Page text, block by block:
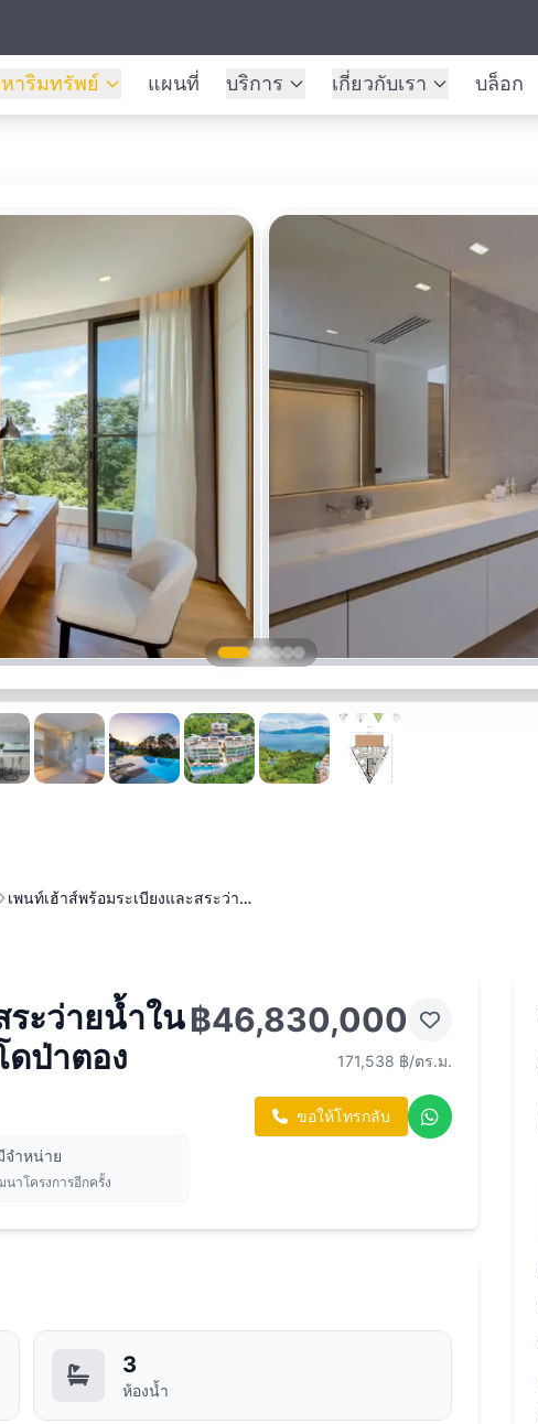
าริมทรัพย์ แผนที่ บริการ เกี่ยวกับเรา บล็อก
เพนท์เฮ้าส์พร้อมระเบียงและสระว่า…
ระว่ายน้ำใน
ป่าตอง
จำหน่าย
าโครงการอีกครั้ง
฿46,830,000
171,538 ฿/ตร.ม.
ขอให้โทรกลับ
3
ห้องน้ำ